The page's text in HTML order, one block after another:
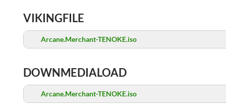
VIKINGFILE
Arcane.Merchant-TENOKE.iso
DOWNMEDIALOAD
Arcane.Merchant-TENOKE.iso